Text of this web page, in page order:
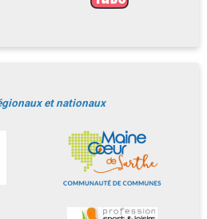
et nationaux